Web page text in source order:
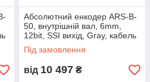
Абсолютний енкодер ARS-B-
50, внутрішній вал, 6mm,
12bit, SSI вихід, Gray, кабель
10м, задній
Під замовлення
від 10 497 ₴